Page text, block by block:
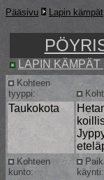
Pääsivu Lapin kämpät
LAPIN KÄMPÄT
Kohteen
tyyppi:
Taukokota
Kohteen
kunto:
käynti: